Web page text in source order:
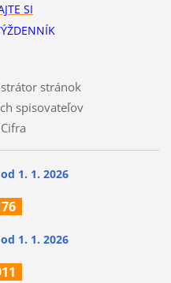
SI
stránok
spisovateľov
1. 1. 2026
od 1. 1. 2026